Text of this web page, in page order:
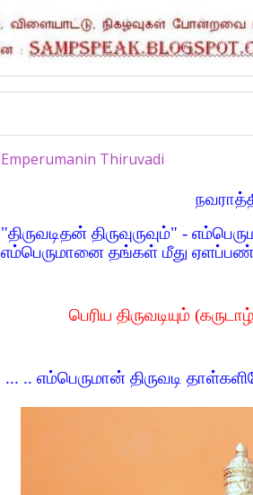
Emperumanin Thiruvadi
"திருவடிதன் திருவுருவும்" -
எம்பெருமானை தங்கள் மீது
பெரிய திருவடியும்
... .. எம்பெருமான் திருவடி